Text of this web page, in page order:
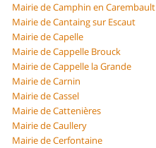
Mairie de Camphin en Carembault
Mairie de Cantaing sur Escaut
Mairie de Capelle
Mairie de Cappelle Brouck
Mairie de Cappelle la Grande
Mairie de Carnin
Mairie de Cassel
Mairie de Cattenières
Mairie de Caullery
Mairie de Cerfontaine